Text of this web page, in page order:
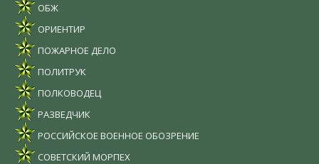
ОБЖ
ОРИЕНТИР
ПОЖАРНОЕ ДЕЛО
ПОЛИТРУК
ПОЛКОВОДЕЦ
РАЗВЕДЧИК
РОССИЙСКОЕ ВОЕННОЕ ОБОЗРЕНИЕ
СОВЕТСКИЙ МОРПЕХ